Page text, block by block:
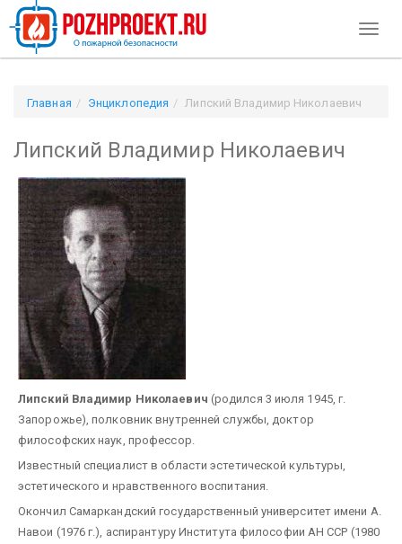
Главная Энциклопедия Липский Владимир Николаевич
Липский Владимир Николаевич
Липский Владимир Николаевич (родился 3 июля 1945, г.
Запорожье), полковник внутренней службы, доктор
философских наук, профессор.
Известный специалист в области эстетической культуры,
эстетического и нравст­венного воспитания.
Окончил Самаркандский государственный университет имени А.
Навои (1976 г.), аспирантуру Института фи­лософии АН ССР (1980